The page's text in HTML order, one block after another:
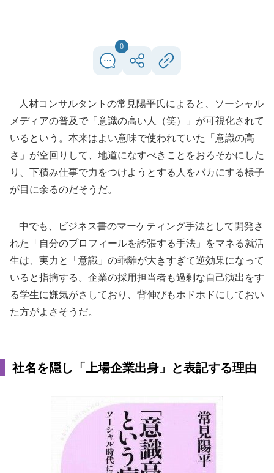
0
人材コンサルタントの常見陽平氏によると、ソーシャル
メディアの普及で「意識の高い人（笑）」が可視化されて
いるという。本来はよい意味で使われていた「意識の高
さ」が空回りして、地道になすべきことをおろそかにした
り、下積み仕事で力をつけようとする人をバカにする様子
が目に余るのだそうだ。
中でも、ビジネス書のマーケティング手法として開発さ
れた「自分のプロフィールを誇張する手法」をマネる就活
生は、実力と「意識」の乖離が大きすぎて逆効果になって
いると指摘する。企業の採用担当者も過剰な自己演出をす
る学生に嫌気がさしており、背伸びもホドホドにしておい
た方がよさそうだ。
社名を隠し「上場企業出身」と表記する理由